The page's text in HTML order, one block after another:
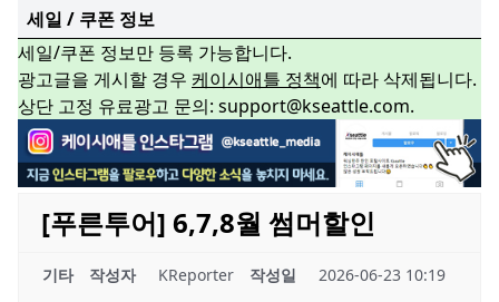
세일 / 쿠폰 정보
세일/쿠폰 정보만 등록 가능합니다.
광고글을 게시할 경우 케이시애틀 정책에 따라 삭제됩니다.
상단 고정 유료광고 문의: support@kseattle.com.
[푸른투어] 6,7,8월 썸머할인
기타 작성자 KReporter 작성일 2026-06-23 10:19